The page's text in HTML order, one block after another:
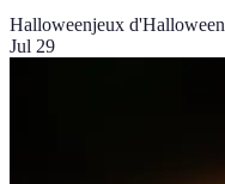
Halloweenjeux d'Halloween
Jul 29